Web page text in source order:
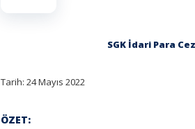
SGK İdari Para
Tarih: 24 Mayıs 2022
ÖZET: